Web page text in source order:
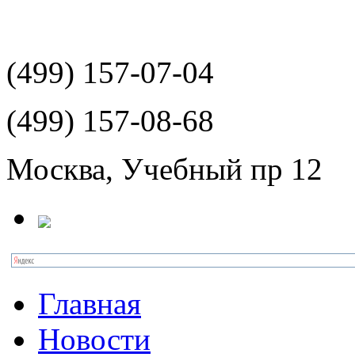
(499) 157-07-04
(499) 157-08-68
Москва, Учебный пр 12
Главная
Новости